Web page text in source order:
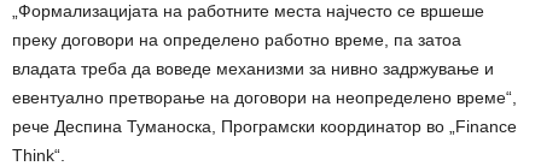
„Формализацијата на работните места најчесто се вршеше
преку договори на определено работно време, па затоа
владата треба да воведе механизми за нивно задржување и
евентуално претворање на договори на неопределено време“,
рече Деспина Туманоска, Програмски координатор во „Finance
Think“.